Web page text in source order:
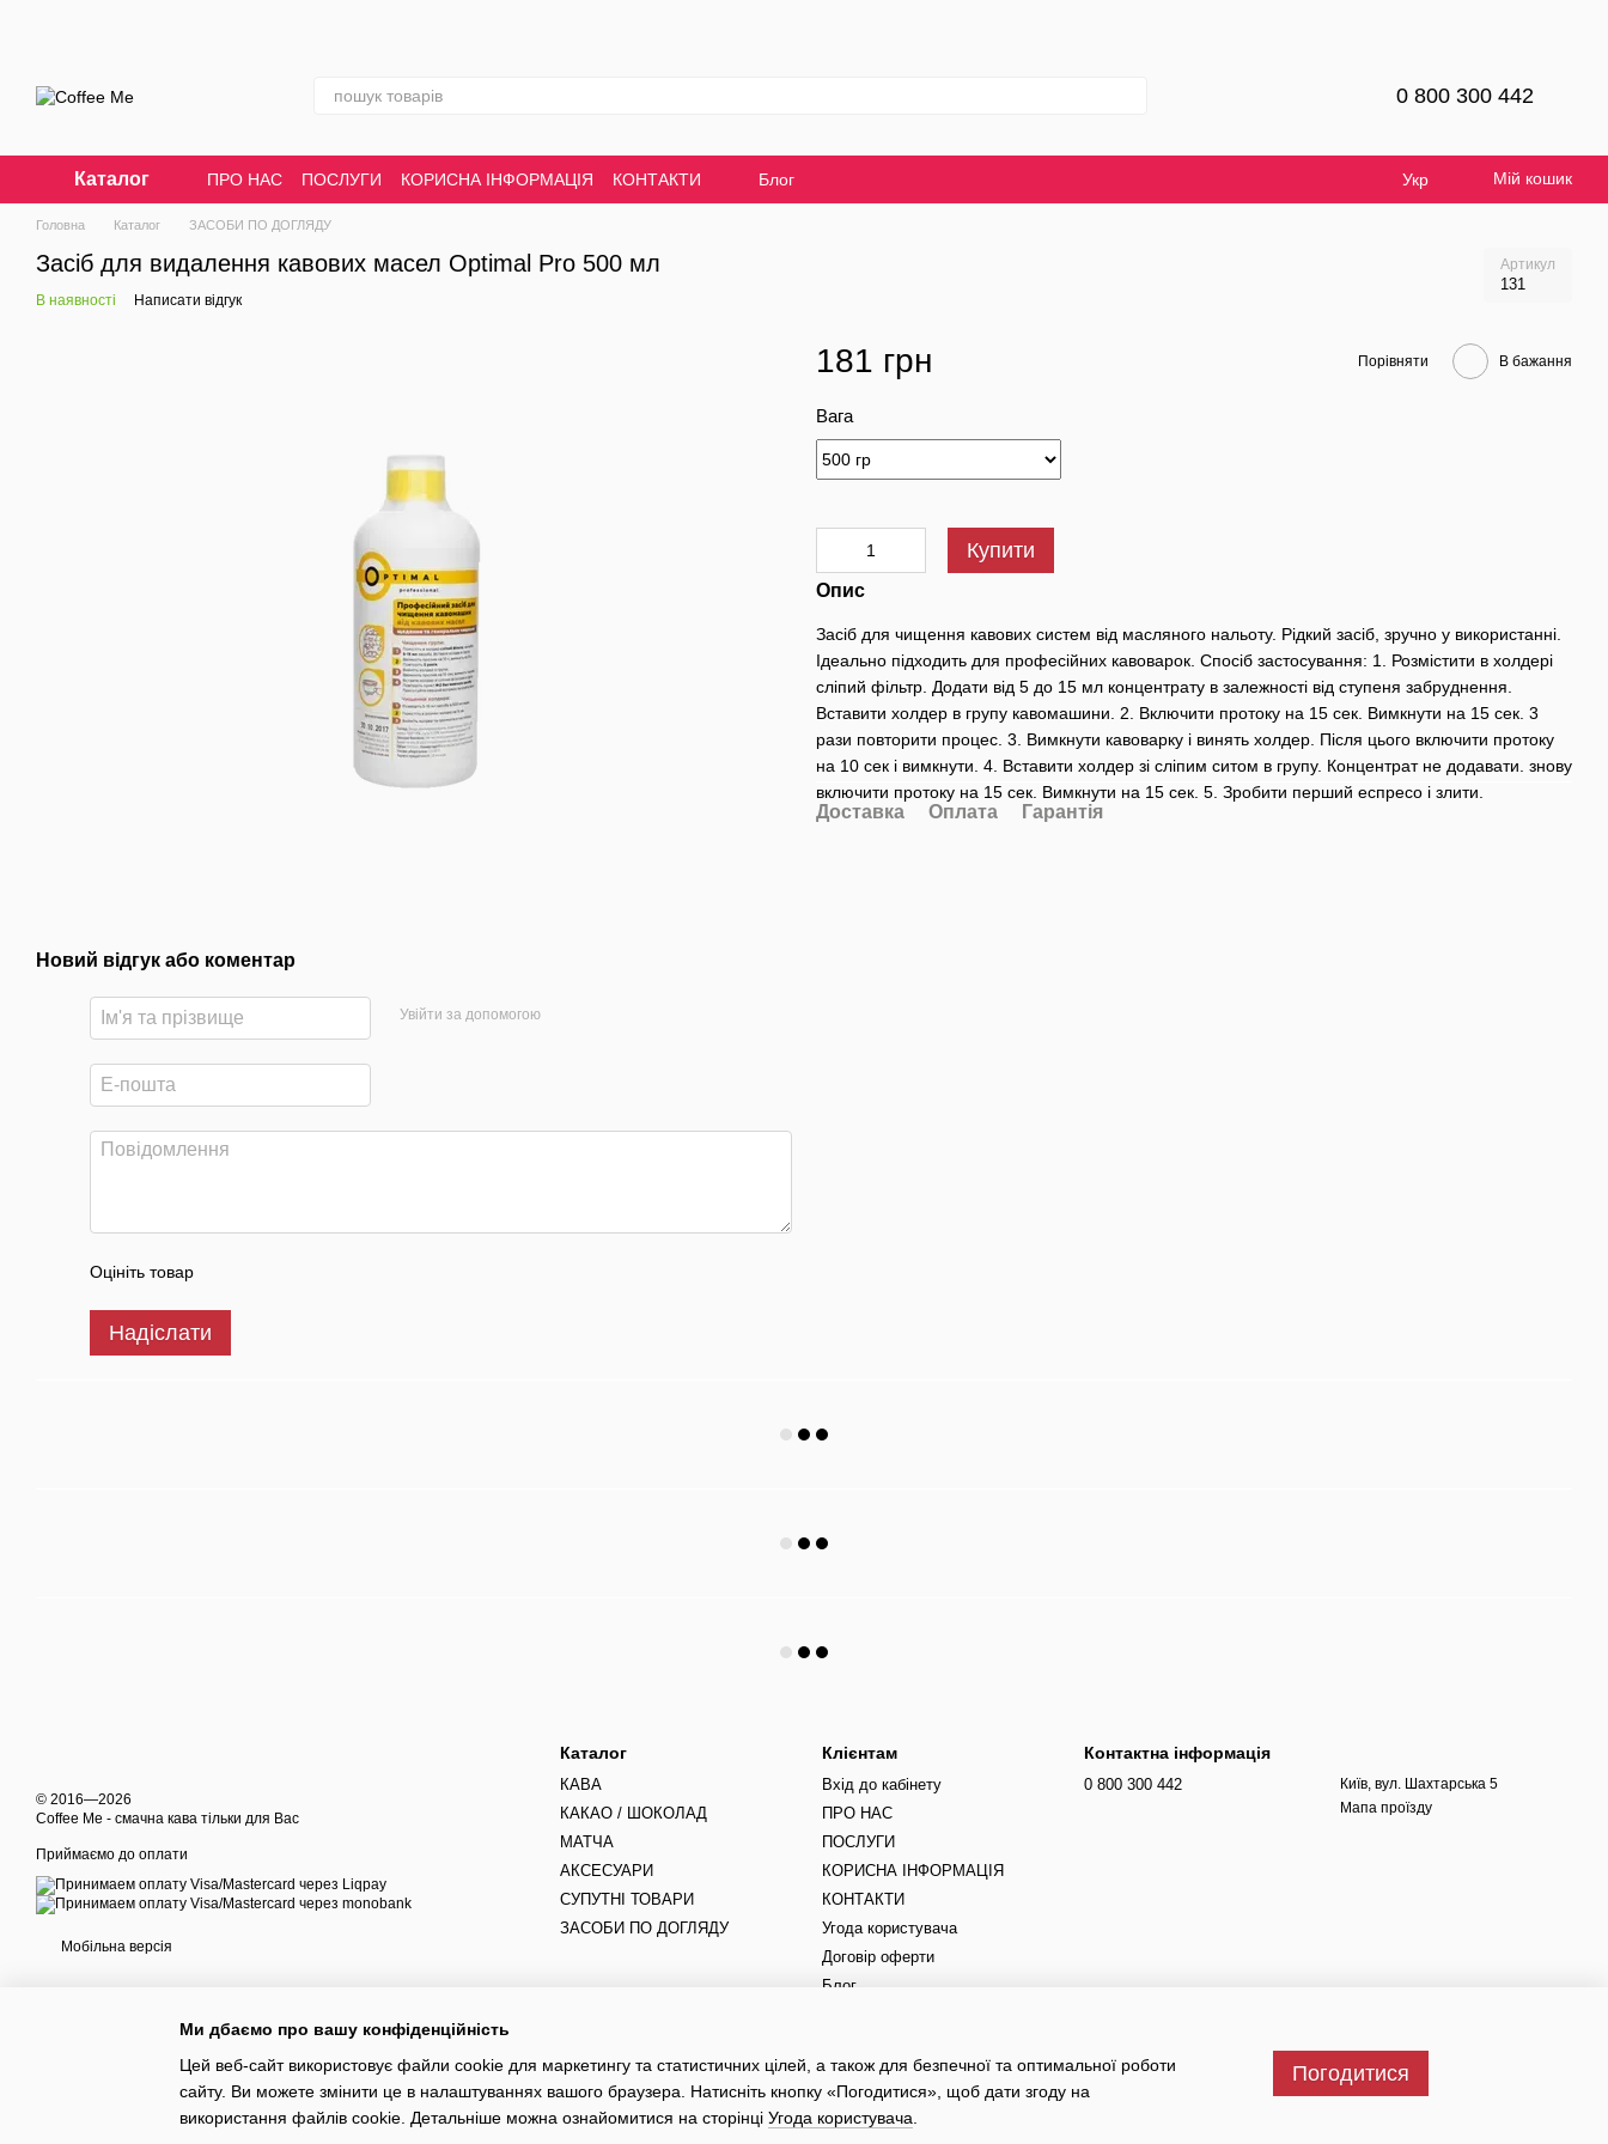
0 800 300 442
Каталог ПРО НАС ПОСЛУГИ КОРИСНА ІНФОРМАЦІЯ КОНТАКТИ Блог Укр Мій кошик
Головна Каталог ЗАСОБИ ПО ДОГЛЯДУ
Засіб для видалення кавових масел Optimal Pro 500 мл Артикул
131
В наявності Написати відгук
Новий відгук або коментар
Увійти за допомогою
Оцініть товар
Надіслати
181 грн Порівняти В бажання
Вага
Купити
Опис
Засіб для чищення кавових систем від масляного нальоту. Рідкий засіб, зручно у використанні.
Ідеально підходить для професійних кавоварок. Спосіб застосування: 1. Розмістити в холдері
сліпий фільтр. Додати від 5 до 15 мл концентрату в залежності від ступеня забруднення.
Вставити холдер в групу кавомашини. 2. Включити протоку на 15 сек. Вимкнути на 15 сек. 3
рази повторити процес. 3. Вимкнути кавоварку і винять холдер. Після цього включити протоку
на 10 сек і вимкнути. 4. Вставити холдер зі сліпим ситом в групу. Концентрат не додавати. знову
включити протоку на 15 сек. Вимкнути на 15 сек. 5. Зробити перший еспресо і злити.
Доставка Оплата Гарантія
© 2016—2026
Coffee Me - смачна кава тільки для Вас
Приймаємо до оплати
Мобільна версія
Каталог
КАВА
КАКАО / ШОКОЛАД
МАТЧА
АКСЕСУАРИ
СУПУТНІ ТОВАРИ
ЗАСОБИ ПО ДОГЛЯДУ
Клієнтам
Вхід до кабінету
ПРО НАС
ПОСЛУГИ
КОРИСНА ІНФОРМАЦІЯ
КОНТАКТИ
Угода користувача
Договір оферти
Блог
Контактна інформація
0 800 300 442
Київ, вул. Шахтарська 5
Мапа проїзду
Ми дбаємо про вашу конфіденційність
Цей веб-сайт використовує файли cookie для маркетингу та статистичних цілей, а також для безпечної та оптимальної роботи
сайту. Ви можете змінити це в налаштуваннях вашого браузера. Натисніть кнопку «Погодитися», щоб дати згоду на
використання файлів cookie. Детальніше можна ознайомитися на сторінці Угода користувача
Погодитися